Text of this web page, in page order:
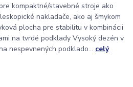
kompaktné/stavebné stroje ako
nakladače, ako aj šmykom
plocha pre stabilitu v kombinácii
na tvrdé podklady Vysoký dezén v
nespevnených podklado... celý